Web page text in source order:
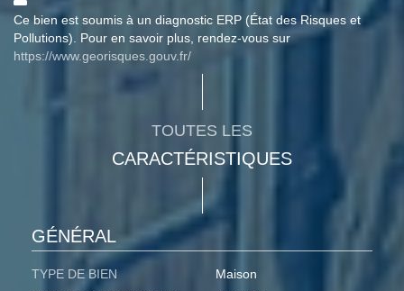
Ce bien est soumis à un diagnostic ERP (État des Risques et
Pollutions). Pour en savoir plus, rendez-vous sur
https://www.georisques.gouv.fr/
TOUTES LES
CARACTÉRISTIQUES
GÉNÉRAL
TYPE DE BIEN
Maison